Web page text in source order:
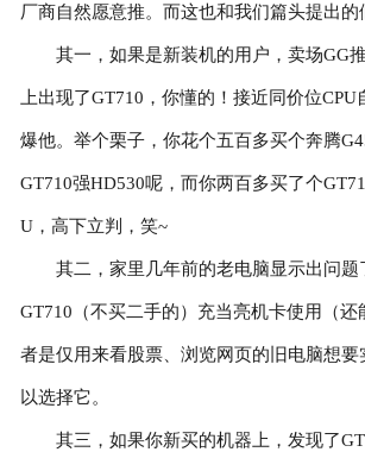
厂商自然愿意推。而这也和我们篇头提出的
其一，如果是新装机的用户，卖场GG
上出现了GT710，你懂的！接近同价位CPU
爆他。举个栗子，你花个五百多买个奔腾
GT710强HD530呢，而你两百多买了个
U，高下立判，笑~
其二，家里几年前的老电脑显示出问题
GT710（不买二手的）充当亮机卡使用（
者是仅用来看股票、浏览网页的旧电脑想
以选择它。
其三，如果你新买的机器上，发现了